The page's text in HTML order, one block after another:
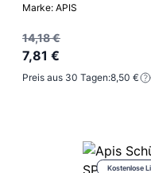
Marke: APIS
14,18 €
7,81 €
Preis aus 30 Tagen:8,50 €
Kostenlose